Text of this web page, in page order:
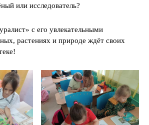
или исследователь?
с его увлекательными
растениях и природе ждёт своих